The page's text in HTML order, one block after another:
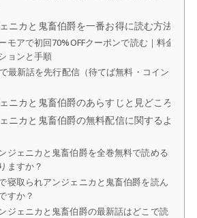
ニカと鬼畜伯爵を一番お得に読む方法
モアで初回70%OFFクーポンで読む｜料金
ョンと手順
最新話を先行配信（待てば無料・コイン
ニカと鬼畜伯爵のあらすじと見どころ
ニカと鬼畜伯爵の無料配信に関するよ
ジェニカと鬼畜伯爵を全巻無料で読める
ますか？
寝取られアンジェニカと鬼畜伯爵を読ん
すか？
ジェニカと鬼畜伯爵の最新話はどこで読